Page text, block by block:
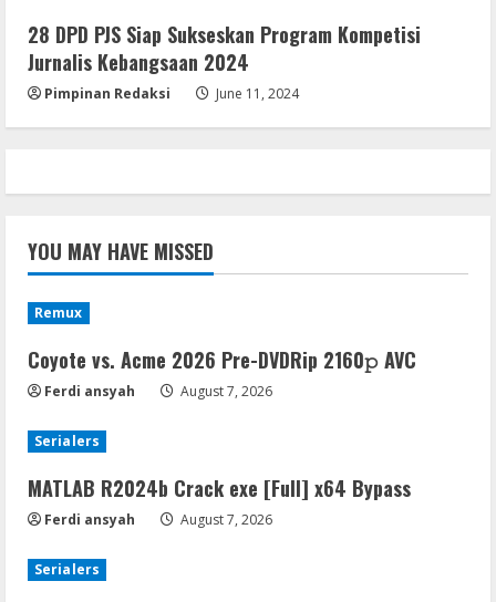
5
10 (x32x64)
August 6, 2026
28 DPD PJS Siap Sukseskan Program Kompetisi
Jurnalis Kebangsaan 2024
Pimpinan Redaksi June 11, 2024
YOU MAY HAVE MISSED
Remux
Coyote vs. Acme 2026 Pre-DVDRip 2160𝚙 AVC
Ferdi ansyah August 7, 2026
Serialers
MATLAB R2024b Crack exe [Full] x64 Bypass
Ferdi ansyah August 7, 2026
Serialers